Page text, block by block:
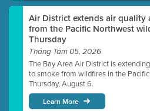
Air District extends air
from the Pacific Northwest
Thursday
Tháng Tám 05, 2026
The Bay Area Air District is
to smoke from wildfires in the
Thursday, August 6.
Learn More